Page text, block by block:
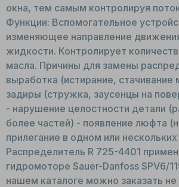
окна, тем самым контролируя
Функции: Вспомогательное
изменяющее направление
жидкости. Контролирует
масла. Причины для замены
выработка (истирание, стачивание
задиры (стружка, заусенцы на
- нарушение целостности детали
более частей) - появление люфта
прилегание в одном или
Распределитель R 725-4401
гидромоторе Sauer-Danfoss SPV6/
нашем каталоге можно заказать